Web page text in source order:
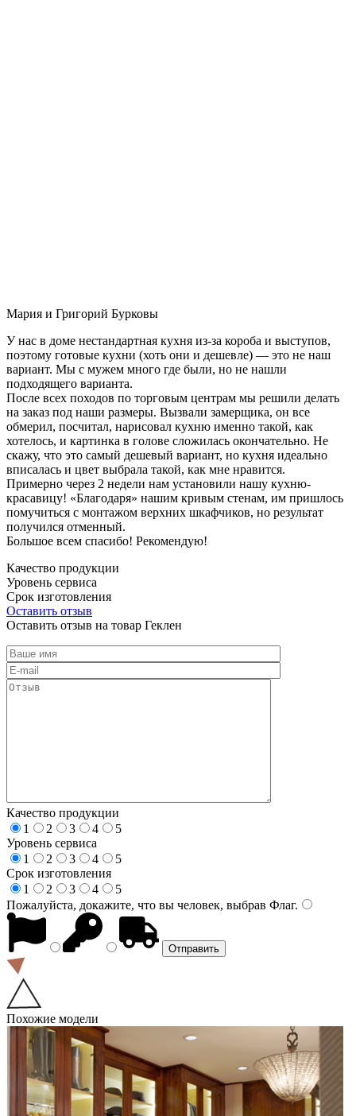
Мария и Григорий Бурковы
У нас в доме нестандартная кухня из-за короба и выступов,
поэтому готовые кухни (хоть они и дешевле) — это не наш
вариант. Мы с мужем много где были, но не нашли
подходящего варианта.
После всех походов по торговым центрам мы решили делать
на заказ под наши размеры. Вызвали замерщика, он все
обмерил, посчитал, нарисовал кухню именно такой, как
хотелось, и картинка в голове сложилась окончательно. Не
скажу, что это самый дешевый вариант, но кухня идеально
вписалась и цвет выбрала такой, как мне нравится.
Примерно через 2 недели нам установили нашу кухню-
красавицу! «Благодаря» нашим кривым стенам, им пришлось
помучиться с монтажом верхних шкафчиков, но результат
получился отменный.
Большое всем спасибо! Рекомендую!
Качество продукции
Уровень сервиса
Срок изготовления
Оставить отзыв
Оставить отзыв на товар Геклен
Качество продукции
1
2 3 4
5
Уровень сервиса
1
2 3 4
5
Срок изготовления
1
2 3 4
5
Пожалуйста, докажите, что вы человек, выбрав Флаг.
Похожие модели